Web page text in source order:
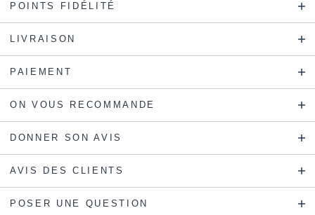
POINTS FIDÉLITÉ
LIVRAISON
PAIEMENT
ON VOUS RECOMMANDE
DONNER SON AVIS
AVIS DES CLIENTS
POSER UNE QUESTION